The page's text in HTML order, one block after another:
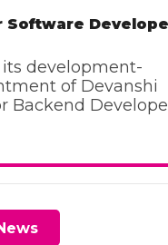
Software
development-
of Devanshi
Backend